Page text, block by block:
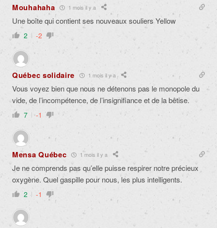
Mouhahaha 1 mois il y a
Une boîte qui contient ses nouveaux souliers Yellow
2 -2
Québec solidaire 1 mois il y a
Vous voyez bien que nous ne détenons pas le monopole du
vide, de l’incompétence, de l’insignifiance et de la bêtise.
7 -1
Mensa Québec 1 mois il y a
Je ne comprends pas qu’elle puisse respirer notre précieux
oxygène. Quel gaspille pour nous, les plus intelligents.
2 -1